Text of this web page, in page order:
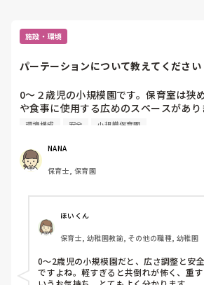
施設・環境
パーテーションについて教えてください
0〜２歳児の小規模園です。保育室は狭
や食事に使用する広めのスペースがあ
り回ったりして落ち着かないので、活動
うな素材で軽いので、ちょっと体が当た
まり立ちが不安定な子にとっては共倒れ
す。かと言って固定してしまうと活動
しっかりした重いものを置いていまし
い勝手が悪く、子どもがぶつかって倒れ
ました。
皆さんの園ではどんなもので工夫されて
環境構成 安全 小規模保育園
NANA
保育士, 保育園
ほいくん
保育士, 幼稚園教諭, その他の職種, 幼稚園
0〜2歳児の小規模園だと、広さ調整と安
ですよね。軽すぎると共倒れが怖く、重